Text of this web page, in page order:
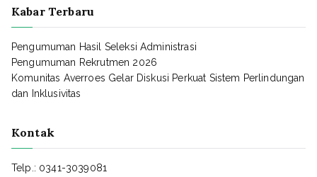
Kabar Terbaru
Pengumuman Hasil Seleksi Administrasi
Pengumuman Rekrutmen 2026
Komunitas Averroes Gelar Diskusi Perkuat Sistem Perlindungan
dan Inklusivitas
Kontak
Telp.: 0341-3039081